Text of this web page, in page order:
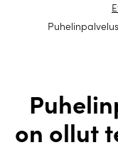
on ollut